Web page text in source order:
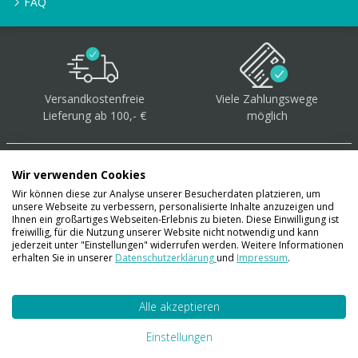
Versandkostenfreie
Lieferung ab 100,- €
Viele Zahlungswege
möglich
Über 40.000 Artikel auf
Lager
Wir verwenden Cookies
Wir können diese zur Analyse unserer Besucherdaten platzieren, um
unsere Webseite zu verbessern, personalisierte Inhalte anzuzeigen und
Ihnen ein großartiges Webseiten-Erlebnis zu bieten. Diese Einwilligung ist
freiwillig, für die Nutzung unserer Website nicht notwendig und kann
jederzeit unter "Einstellungen" widerrufen werden. Weitere Informationen
erhalten Sie in unserer Datenschutzerklärungund Impressum.
Alle akzeptieren
Einstellungen